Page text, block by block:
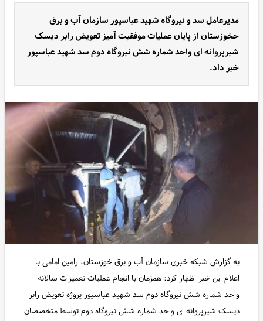
مدیرعامل سد و نیروگاه شهید عباسپور سازمان آب و برق
حخوزستان از پایان عملیات موفقیت آمیز تعویض رابر دیسک
شیرپروانه ای واحد شماره شش نیروگاه دوم سد شهید عباسپور
خبر داد.
به گزارش شبکه خبری سازمان آب و برق خوزستان، رامین امامی با
اعلام این خبر اظهار کرد: همزمان با انجام عملیات تعمیرات سالانه
واحد شماره شش نیروگاه دوم سد شهید عباسپور پروژه تعویض رابر
دیسک شیرپروانه ای واحد شماره شش نیروگاه دوم توسط متخصصان